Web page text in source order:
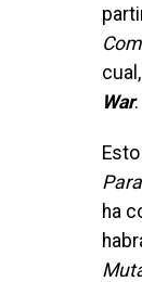
War.
ha